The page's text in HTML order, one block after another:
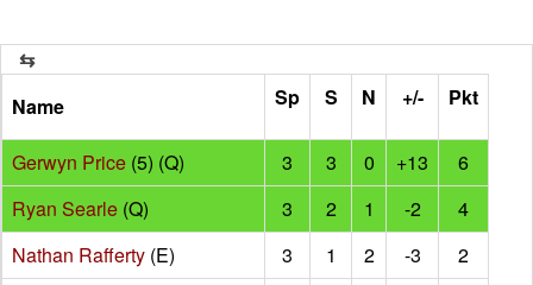
Name Sp S N +/- Pkt
Gerwyn Price (5) (Q) 3 3 0 +13
6
Ryan Searle (Q) 3 2 1 -2
4
Nathan Rafferty (E) 3 1 2 -3
2